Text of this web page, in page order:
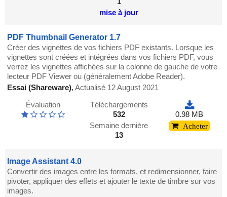
mise à jour
PDF Thumbnail Generator 1.7
Créer des vignettes de vos fichiers PDF existants. Lorsque les
vignettes sont créées et intégrées dans vos fichiers PDF, vous
verrez les vignettes affichées sur la colonne de gauche de votre
lecteur PDF Viewer ou (généralement Adobe Reader).
Essai (Shareware),Actualisé 12 August 2021
Évaluation
Téléchargements
532
Semaine dernière
13
0.98 MB
Acheter
Image Assistant 4.0
Convertir des images entre les formats, et redimensionner, faire
pivoter, appliquer des effets et ajouter le texte de timbre sur vos
images.